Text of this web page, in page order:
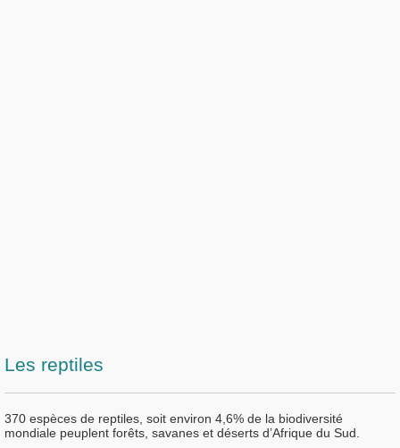
Les reptiles
370 espèces de reptiles, soit environ 4,6% de la biodiversité
mondiale peuplent forêts, savanes et déserts d’Afrique du Sud.